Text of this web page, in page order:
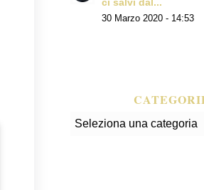
ci salvi dal...
30 Marzo 2020 - 14:53
Categorie